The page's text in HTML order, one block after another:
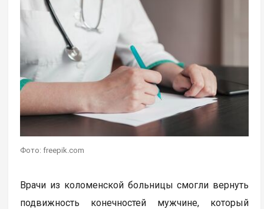
Фото: freepik.com
Врачи из коломенской больницы смогли вернуть
подвижность конечностей мужчине, который